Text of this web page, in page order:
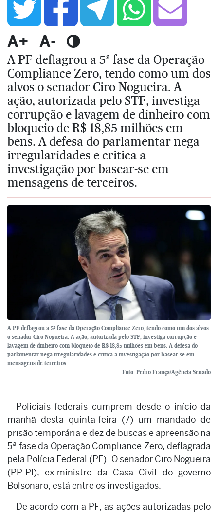
A+ A-
A PF deflagrou a 5ª fase da Operação
Compliance Zero, tendo como um dos
alvos o senador Ciro Nogueira. A
ação, autorizada pelo STF, investiga
corrupção e lavagem de dinheiro com
bloqueio de R$ 18,85 milhões em
bens. A defesa do parlamentar nega
irregularidades e critica a
investigação por basear-se em
mensagens de terceiros.
A PF deflagrou a 5ª fase da Operação Compliance Zero, tendo como um dos alvos
o senador Ciro Nogueira. A ação, autorizada pelo STF, investiga corrupção e
lavagem de dinheiro com bloqueio de R$ 18,85 milhões em bens. A defesa do
parlamentar nega irregularidades e critica a investigação por basear-se em
mensagens de terceiros.
Foto: Pedro França/Agência Senado
Policiais federais cumprem desde o início da
manhã desta quinta-feira (7) um mandado de
prisão temporária e dez de buscas e apreensão na
5ª fase da Operação Compliance Zero, deflagrada
pela Polícia Federal (PF). O senador Ciro Nogueira
(PP-PI), ex-ministro da Casa Civil do governo
Bolsonaro, está entre os investigados.
De acordo com a PF, as ações autorizadas pelo